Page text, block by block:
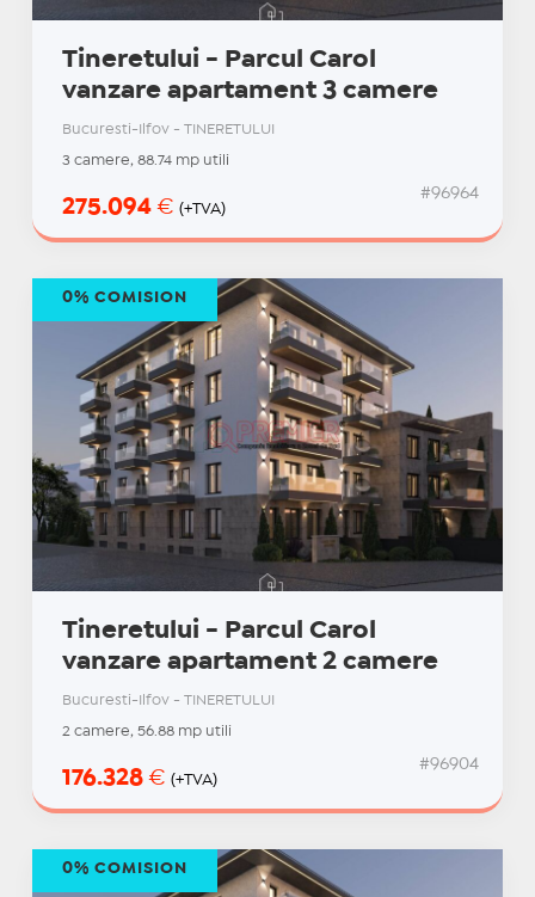
Tineretului - Parcul Carol
vanzare apartament 3 camere
Bucuresti-Ilfov - TINERETULUI
3 camere, 88.74 mp utili
275.094 € (+TVA)
#96964
Tineretului - Parcul Carol
vanzare apartament 2 camere
Bucuresti-Ilfov - TINERETULUI
2 camere, 56.88 mp utili
176.328 € (+TVA)
#96904
0% COMISION
0% COMISION